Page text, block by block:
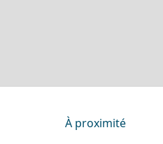
À proximité